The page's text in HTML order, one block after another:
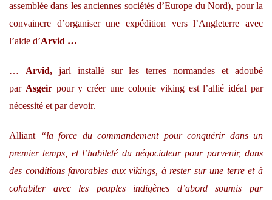
assemblée dans les anciennes sociétés d’Europe du Nord), pour la
convaincre d’organiser une expédition vers l’Angleterre avec
l’aide d’Arvid …
… Arvid,jarl installé sur les terres normandes et adoubé
par Asgeirpour y créer une colonie viking est l’allié idéal par
nécessité et par devoir.
Alliant
“la force du commandement pour conquérir dans un
premier temps, et l’habileté du négociateur pour parvenir, dans
des conditions favorables aux vikings, à rester sur une terre et à
cohabiter avec les peuples indigènes d’abord soumis par